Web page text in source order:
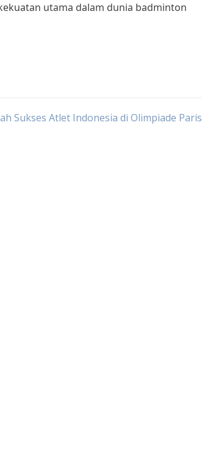
utama dalam dunia badminton
Sukses Atlet Indonesia di Olimpiade Paris